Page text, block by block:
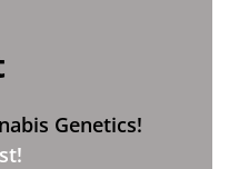
Genetics!